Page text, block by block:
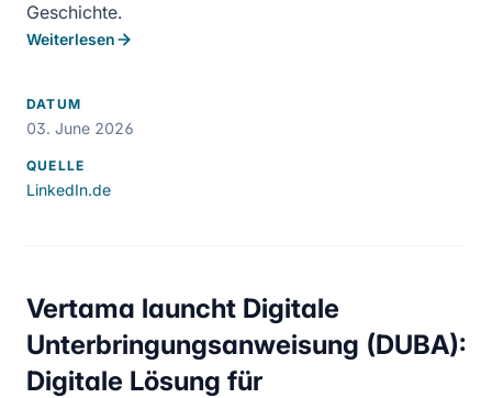
Geschichte.
Weiterlesen
DATUM
03. June 2026
QUELLE
LinkedIn.de
Vertama launcht Digitale
Unterbringungsanweisung (DUBA):
Digitale Lösung für